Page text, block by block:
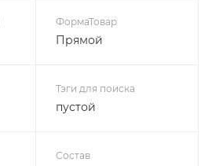
ФормаТовар
Прямой
Тэги для поиска
пустой
Состав